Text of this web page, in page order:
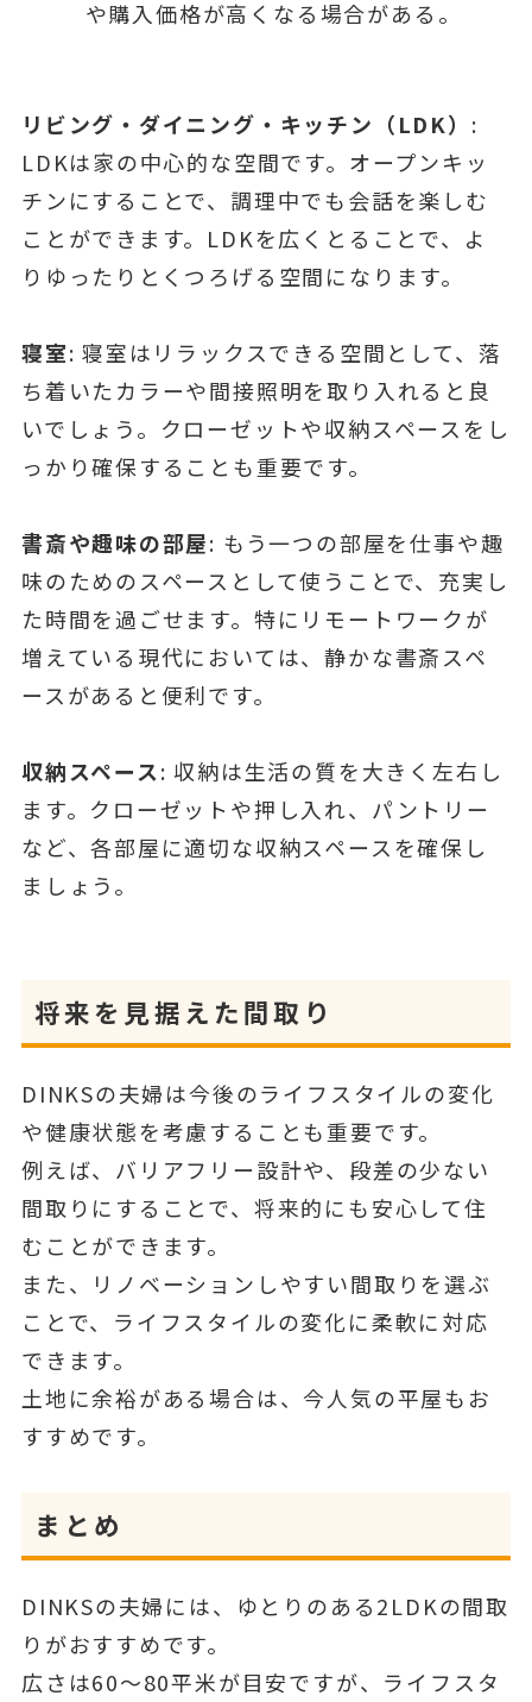
や購入価格が高くなる場合がある。
リビング・ダイニング・キッチン（LDK） :
LDKは家の中心的な空間です。オープンキッ
チンにすることで、調理中でも会話を楽しむ
ことができます。LDKを広くとることで、よ
りゆったりとくつろげる空間になります。
寝室: 寝室はリラックスできる空間として、落
ち着いたカラーや間接照明を取り入れると良
いでしょう。クローゼットや収納スペースをし
っかり確保することも重要です。
書斎や趣味の部屋: もう一つの部屋を仕事や趣
味のためのスペースとして使うことで、充実し
た時間を過ごせます。特にリモートワークが
増えている現代においては、静かな書斎スペ
ースがあると便利です。
収納スペース: 収納は生活の質を大きく左右し
ます。クローゼットや押し入れ、パントリー
など、各部屋に適切な収納スペースを確保し
ましょう。
将来を見据えた間取り
DINKSの夫婦は今後のライフスタイルの変化
や健康状態を考慮することも重要です。
例えば、バリアフリー設計や、段差の少ない
間取りにすることで、将来的にも安心して住
むことができます。
また、リノベーションしやすい間取りを選ぶ
ことで、ライフスタイルの変化に柔軟に対応
できます。
土地に余裕がある場合は、今人気の平屋もお
すすめです。
まとめ
DINKSの夫婦には、ゆとりのある2LDKの間取
りがおすすめです。
広さは60〜80平米が目安ですが、ライフスタ